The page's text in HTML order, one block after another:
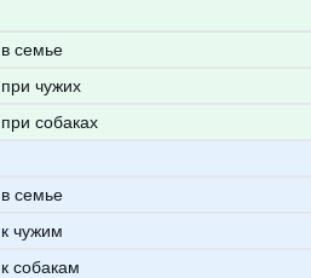
в семье
при чужих
при собаках
в семье
к чужим
к собакам